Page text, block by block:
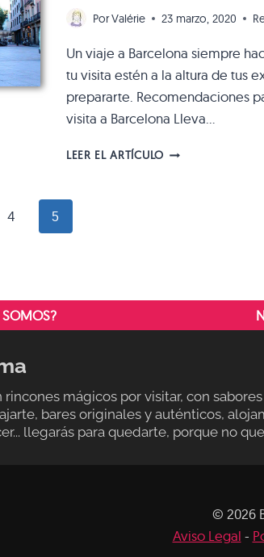
ZONAS
DE
BARCELONA
PorValérie 23 marzo, 2020
Un viaje a Barcelona siempre
tu visita estén a la altura de tus
prepararte. Recomendaciones
visita a Barcelona Lleva…
LEER EL ARTÍCULOCONSEJOS
A
4 5
SOMOS?
mágicos por visitar, con
bares originales y auténticos,
llegarás para quedarte, porque no
© 2026
Aviso Legal -